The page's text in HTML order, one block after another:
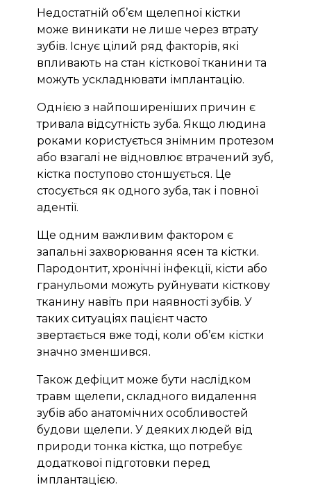
Недостатній об’єм щелепної кістки
може виникати не лише через втрату
зубів. Існує цілий ряд факторів, які
впливають на стан кісткової тканини та
можуть ускладнювати імплантацію.
Однією з найпоширеніших причин є
тривала відсутність зуба. Якщо людина
роками користується знімним протезом
або взагалі не відновлює втрачений зуб,
кістка поступово стоншується. Це
стосується як одного зуба, так і повної
адентії.
Ще одним важливим фактором є
запальні захворювання ясен та кістки.
Пародонтит, хронічні інфекції, кісти або
гранульоми можуть руйнувати кісткову
тканину навіть при наявності зубів. У
таких ситуаціях пацієнт часто
звертається вже тоді, коли об’єм кістки
значно зменшився.
Також дефіцит може бути наслідком
травм щелепи, складного видалення
зубів або анатомічних особливостей
будови щелепи. У деяких людей від
природи тонка кістка, що потребує
додаткової підготовки перед
імплантацією.